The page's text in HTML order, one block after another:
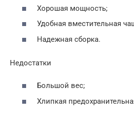
Хорошая мощность;
Удобная вместительная
Надежная сборка.
Недостатки
Большой вес;
Хлипкая